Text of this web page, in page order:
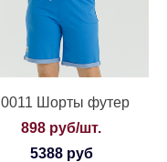
0011 Шорты футер
898 руб/шт.
5388 руб